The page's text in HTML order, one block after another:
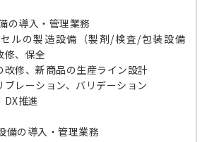
の導入・管理業務
ルの製造設備（製剤/検査/包装設備
修、保全
改修、新商品の生産ライン設計
ブレーション、バリデーション
DX推進
備の導入・管理業務